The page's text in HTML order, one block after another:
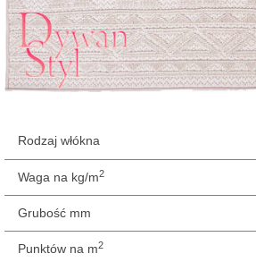
Rodzaj włókna
Waga na kg/m2
Grubość mm
Punktów na m2